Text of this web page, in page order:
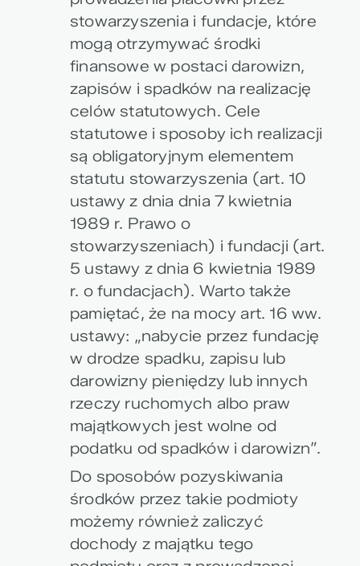
stowarzyszenia i fundacje, które
mogą otrzymywać środki
finansowe w postaci darowizn,
zapisów i spadków na realizację
celów statutowych. Cele
statutowe i sposoby ich realizacji
są obligatoryjnym elementem
statutu stowarzyszenia (art. 10
ustawy z dnia dnia 7 kwietnia
1989 r. Prawo o
stowarzyszeniach) i fundacji (art.
5 ustawy z dnia 6 kwietnia 1989
r. o fundacjach). Warto także
pamiętać, że na mocy art. 16 ww.
ustawy: „nabycie przez fundację
w drodze spadku, zapisu lub
darowizny pieniędzy lub innych
rzeczy ruchomych albo praw
majątkowych jest wolne od
podatku od spadków i darowizn”.
Do sposobów pozyskiwania
środków przez takie podmioty
możemy również zaliczyć
dochody z majątku tego